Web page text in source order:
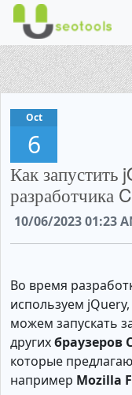
Oct
6
Как запустить
разработчика
10/06/2023 01:23
Во время
используем
можем запускать
другихбраузеров
которые
например Mozilla